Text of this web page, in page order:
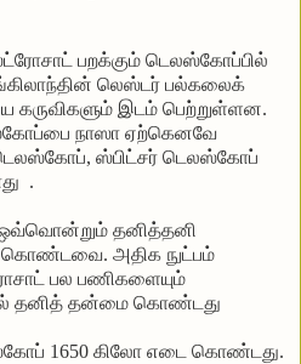
பறக்கும் டெலஸ்கோப்பில்
லெஸ்டர் பல்கலைக்
கருவிகளும் இடம் பெற்றுள்ளன.
நாஸா ஏற்கெனவே
, ஸ்பிட் சர் டெலஸ்கோப்
.
தனித்தனி
கொண்டவை. அதிக நுட்பம்
பல பணிகளையும்
தனித் தன்மை கொண்டது
1650 கிலோ எடை கொண்டது.